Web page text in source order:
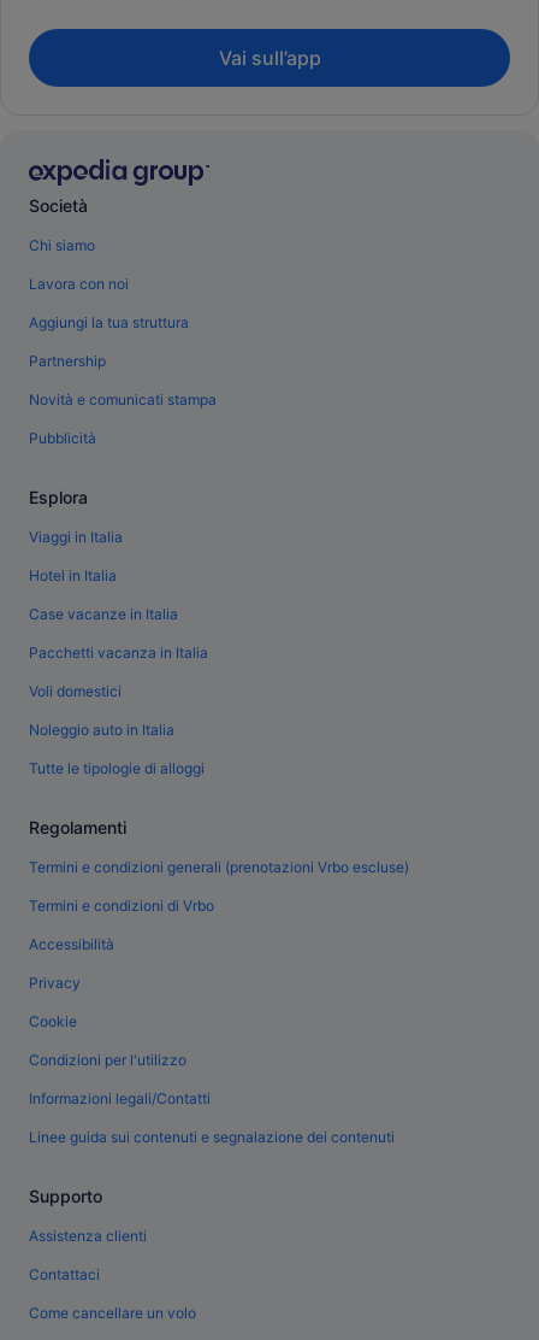
Vai sull’app
Società
Chi siamo
Lavora con noi
Aggiungi la tua struttura
Partnership
Novità e comunicati stampa
Pubblicità
Esplora
Viaggi in Italia
Hotel in Italia
Case vacanze in Italia
Pacchetti vacanza in Italia
Voli domestici
Noleggio auto in Italia
Tutte le tipologie di alloggi
Regolamenti
Termini e condizioni generali (prenotazioni Vrbo escluse)
Termini e condizioni di Vrbo
Accessibilità
Privacy
Cookie
Condizioni per l'utilizzo
Informazioni legali/Contatti
Linee guida sui contenuti e segnalazione dei contenuti
Supporto
Assistenza clienti
Contattaci
Come cancellare un volo